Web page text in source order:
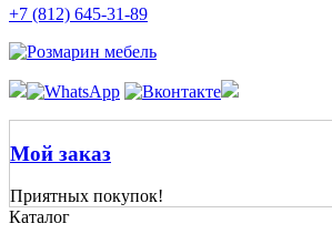
+7 (812) 645-31-89
Мой заказ
Приятных покупок!
Каталог